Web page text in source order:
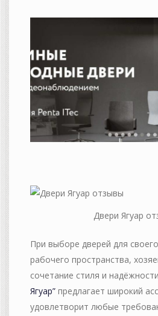
Двери Ягуар
При выборе дверей для
рабочего пространства,
сочетание стиля и
Ягуар” предлагает широкий
удовлетворит любые